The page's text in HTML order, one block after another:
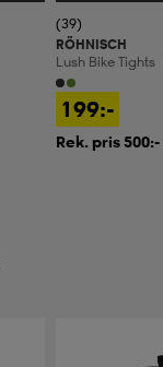
(39)
RÖHNISCH
Lush Bike Tights
199:-
Rek. pris 500:-